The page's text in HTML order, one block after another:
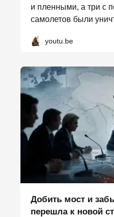
и пленными, а три с
самолетов были
youtu.be
Добить мост и
перешла к новой